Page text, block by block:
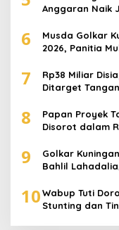
Anggaran Naik
6
Musda Golkar
2026, Panitia
7
Rp38 Miliar
Ditarget
8
Papan Proyek
Disorot dalam
9
Golkar
Bahlil
10Wabup Tuti
Stunting dan